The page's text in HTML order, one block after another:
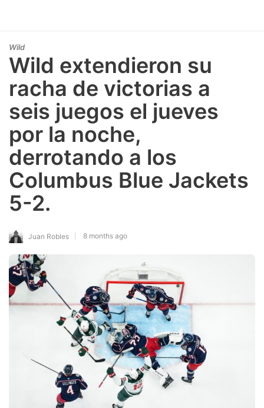
Wild
Wild extendieron su
racha de victorias a
seis juegos el jueves
por la noche,
derrotando a los
Columbus Blue Jackets
5-2.
Juan Robles 8 months ago